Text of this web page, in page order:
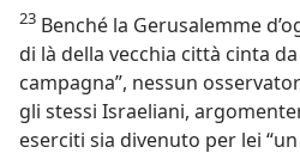
23 Benché la Gerusalemme
di là della vecchia città cinta
campagna”, nessun
gli stessi Israeliani,
eserciti sia divenuto per lei